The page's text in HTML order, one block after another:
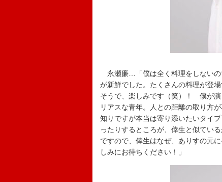
永瀬廉…「僕は全く料理をしないの
が新鮮でした。たくさんの料理が登
そうで、楽しみです（笑）！ 僕が演
リアスな青年。人との距離の取り方
知りですが本当は寄り添いたいタイ
ったりするところが、倖生と似てい
ですので、倖生はなぜ、ありすの元
しみにお待ちください！」